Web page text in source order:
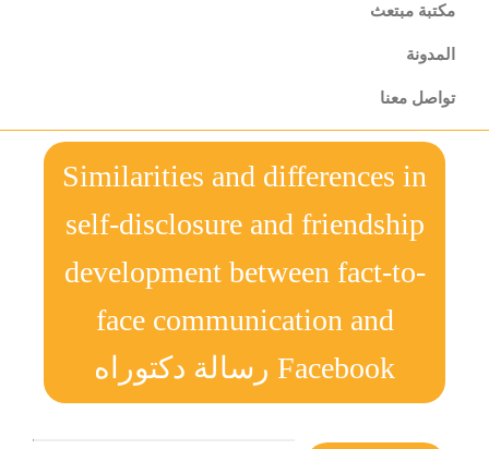
مكتبة مبتعث
المدونة
تواصل معنا
Similarities and differences in
self-disclosure and friendship
development between fact-to-
face communication and
Facebook رسالة دكتوراه